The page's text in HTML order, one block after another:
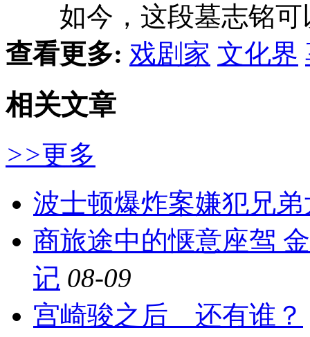
如今，这段墓志铭可
查看更多: 戏剧家 文化界
相关文章
>>更多
波士顿爆炸案嫌犯兄
商旅途中的惬意座驾
记 08-09
宫崎骏之后 还有谁？